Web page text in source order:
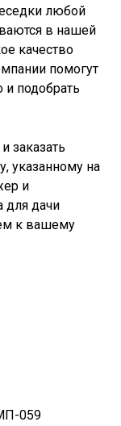
любой
в нашей
качество
помогут
и подобрать
заказать
указанному на
и
для дачи
к вашему